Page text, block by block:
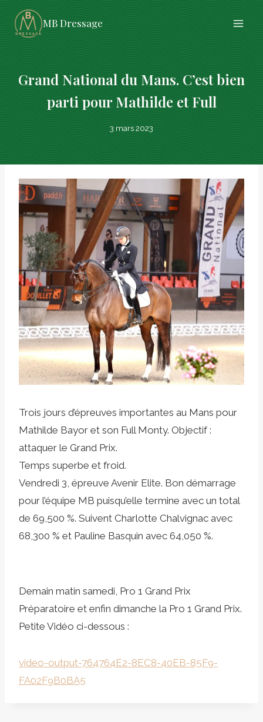
MB Dressage
Grand National du Mans. C’est bien
parti pour Mathilde et Full
3 mars 2023
Trois jours d’épreuves importantes au Mans pour
Mathilde Bayor et son Full Monty. Objectif :
attaquer le Grand Prix.
Temps superbe et froid.
Vendredi 3, épreuve Avenir Elite. Bon démarrage
pour l’équipe MB puisqu’elle termine avec un total
de 69,500 %. Suivent Charlotte Chalvignac avec
68,300 % et Pauline Basquin avec 64,050 %.
Demain matin samedi, Pro 1 Grand Prix
Préparatoire et enfin dimanche la Pro 1 Grand Prix.
Petite Vidéo ci-dessous :
video-output-764764E2-8EC8-40EB-85F9-
FA02F9B0BA5